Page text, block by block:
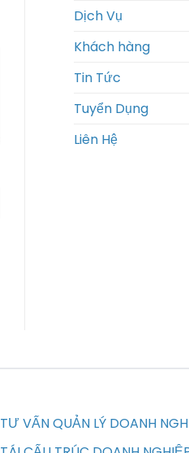
Dịch Vụ
Khách hàng
Tin Tức
Tuyển Dụng
Liên Hệ
TƯ VẤN QUẢN LÝ DOANH